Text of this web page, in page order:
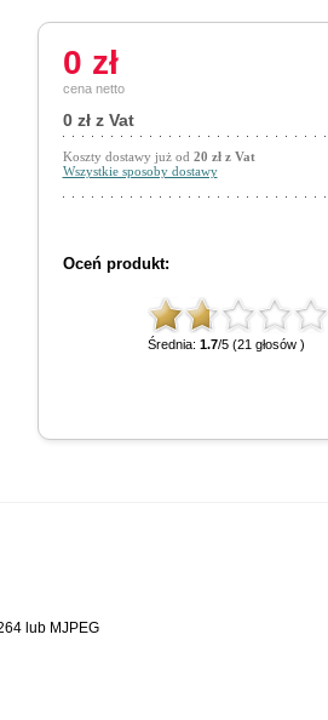
0 zł
cena netto
0 zł z Vat
Koszty dostawy już od 20 zł z Vat
Wszystkie sposoby dostawy
Oceń produkt:
Średnia: 1.7/5 (21 głosów )
lub MJPEG